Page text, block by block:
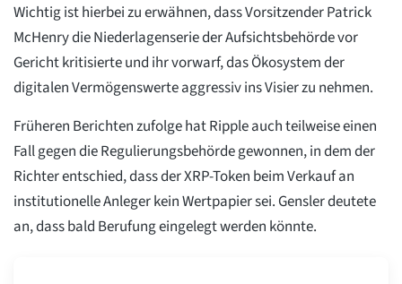
Wichtig ist hierbei zu erwähnen, dass Vorsitzender Patrick
McHenry die Niederlagenserie der Aufsichtsbehörde vor
Gericht kritisierte und ihr vorwarf, das Ökosystem der
digitalen Vermögenswerte aggressiv ins Visier zu nehmen.
Früheren Berichten zufolge hat Ripple auch teilweise einen
Fall gegen die Regulierungsbehörde gewonnen, in dem der
Richter entschied, dass der XRP-Token beim Verkauf an
institutionelle Anleger kein Wertpapier sei. Gensler deutete
an, dass bald Berufung eingelegt werden könnte.